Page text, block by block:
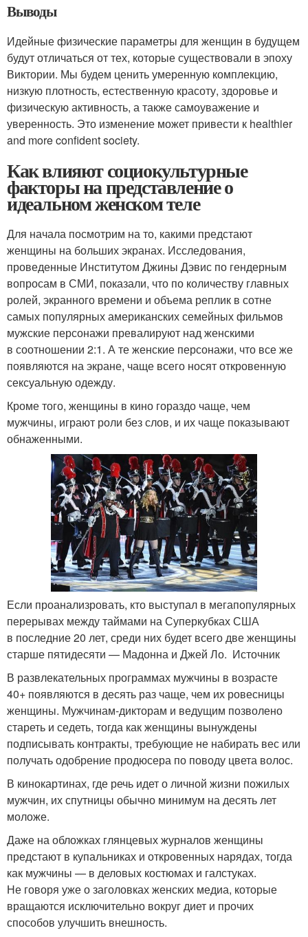
Выводы
Идейные физические параметры для женщин в будущем
будут отличаться от тех, которые существовали в эпоху
Виктории. Мы будем ценить умеренную комплекцию,
низкую плотность, естественную красоту, здоровье и
физическую активность, а также самоуважение и
уверенность. Это изменение может привести к healthier
and more confident society.
Как влияют социокультурные
факторы на представление о
идеальном женском теле
Для начала посмотрим на то, какими предстают
женщины на больших экранах. Исследования,
проведенные Институтом Джины Дэвис по гендерным
вопросам в СМИ, показали, что по количеству главных
ролей, экранного времени и объема реплик в сотне
самых популярных американских семейных фильмов
мужские персонажи превалируют над женскими
в соотношении 2:1. А те женские персонажи, что все же
появляются на экране, чаще всего носят откровенную
сексуальную одежду.
Кроме того, женщины в кино гораздо чаще, чем
мужчины, играют роли без слов, и их чаще показывают
обнаженными.
Если проанализровать, кто выступал в мегапопулярных
перерывах между таймами на Суперкубках США
в последние 20 лет, среди них будет всего две женщины
старше пятидесяти — Мадонна и Джей Ло. Источник
В развлекательных программах мужчины в возрасте
40+ появляются в десять раз чаще, чем их ровесницы
женщины. Мужчинам-дикторам и ведущим позволено
стареть и седеть, тогда как женщины вынуждены
подписывать контракты, требующие не набирать вес или
получать одобрение продюсера по поводу цвета волос.
В кинокартинах, где речь идет о личной жизни пожилых
мужчин, их спутницы обычно минимум на десять лет
моложе.
Даже на обложках глянцевых журналов женщины
предстают в купальниках и откровенных нарядах, тогда
как мужчины — в деловых костюмах и галстуках.
Не говоря уже о заголовках женских медиа, которые
вращаются исключительно вокруг диет и прочих
способов улучшить внешность.